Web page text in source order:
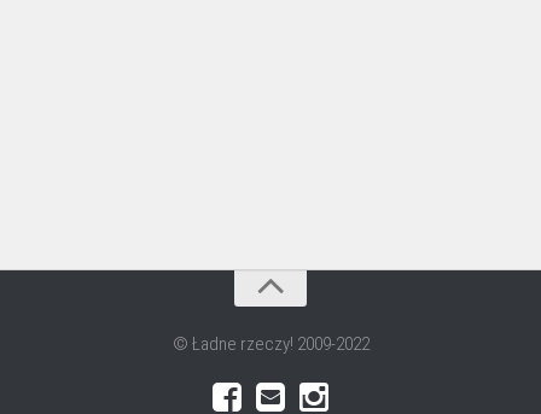
© Ładne rzeczy! 2009-2022